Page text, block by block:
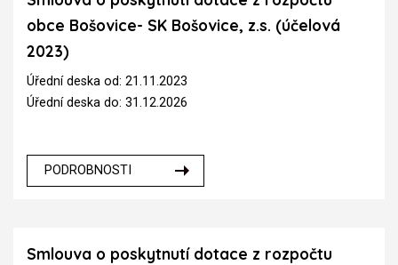
obce Bošovice- SK Bošovice, z.s. (účelová
2023)
Úřední deska od: 21.11.2023
Úřední deska do: 31.12.2026
PODROBNOSTI
Smlouva o poskytnutí dotace z rozpočtu